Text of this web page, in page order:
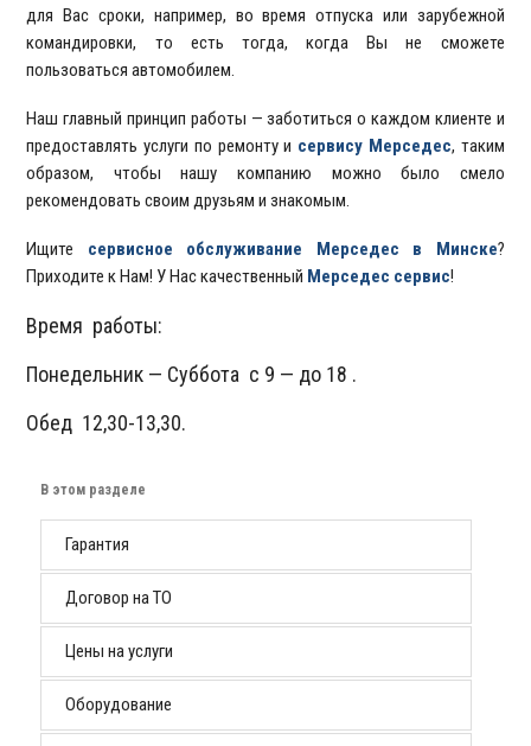
для Вас сроки, например, во время отпуска или зарубежной
командировки, то есть тогда, когда Вы не сможете
пользоваться автомобилем.
Наш главный принцип работы — заботиться о каждом клиенте и
предоставлять услуги по ремонту и сервису Мерседес, таким
образом, чтобы нашу компанию можно было смело
рекомендовать своим друзьям и знакомым.
Ищите сервисное обслуживание Мерседес в Минске?
Приходите к Нам! У Нас качественный Мерседес сервис!
Время работы:
Понедельник — Суббота с 9 — до 18 .
Обед 12,30-13,30.
В этом разделе
Гарантия
Договор на ТО
Цены на услуги
Оборудование